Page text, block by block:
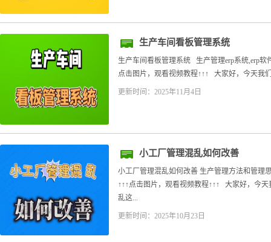
生产车间看板管理系统
生产车间看板管理系统 生产管理erp系统,erp软
点击图片，观看视频教程↑↑↑ 大家好，今天我
更新时间：2025年11月4日
小工厂管理混乱如何改善
小工厂管理混乱如何改善 生产管理方法和管理
↑↑↑点击图片，观看视频教程↑↑↑ 大家好，今
乱这...
更新时间：2025年10月23日